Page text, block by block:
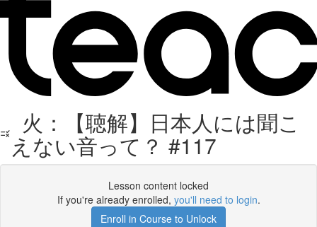
火：【聴解】日本人には聞こ
えない音って？ #117
Lesson content locked
If you're already enrolled, you'll need to login.
Enroll in Course to Unlock